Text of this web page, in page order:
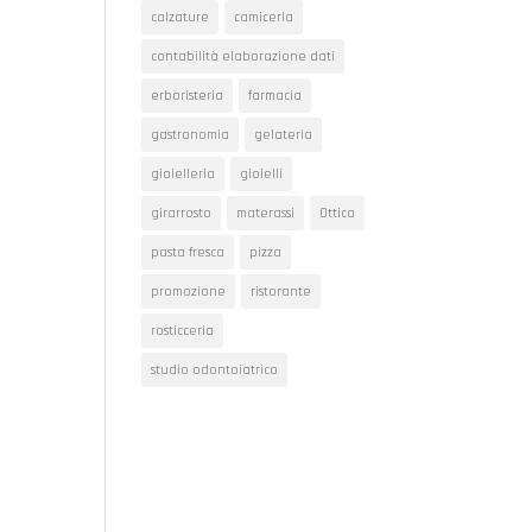
calzature camiceria
contabilità elaborazione dati
erboristeria farmacia
gastronomia gelateria
gioielleria gioielli
girarrosto materassi Ottica
pasta fresca pizza
promozione ristorante
rosticceria
studio odontoiatrico